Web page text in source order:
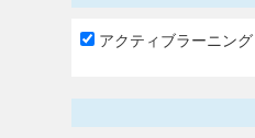
アクティブラーニング